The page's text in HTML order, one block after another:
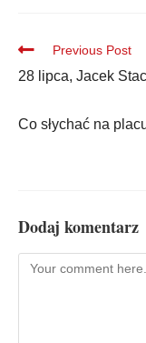
Previous Post
28 lipca, Jacek
Co słychać na
Dodaj komentarz